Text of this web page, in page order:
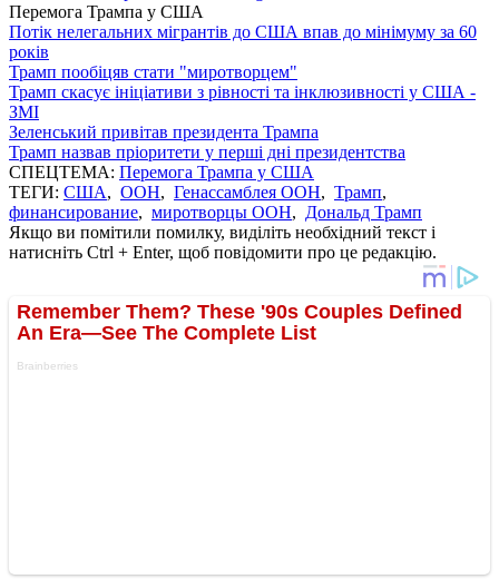
Перемога Трампа у США
Потік нелегальних мігрантів до США впав до мінімуму за 60
років
Трамп пообіцяв стати "миротворцем"
Трамп скасує ініціативи з рівності та інклюзивності у США -
ЗМІ
Зеленський привітав президента Трампа
Трамп назвав пріоритети у перші дні президентства
СПЕЦТЕМА: Перемога Трампа у США
ТЕГИ: США, ООН, Генассамблея ООН, Трамп,
финансирование, миротворцы ООН, Дональд Трамп
Якщо ви помітили помилку, виділіть необхідний текст і
натисніть Ctrl + Enter, щоб повідомити про це редакцію.